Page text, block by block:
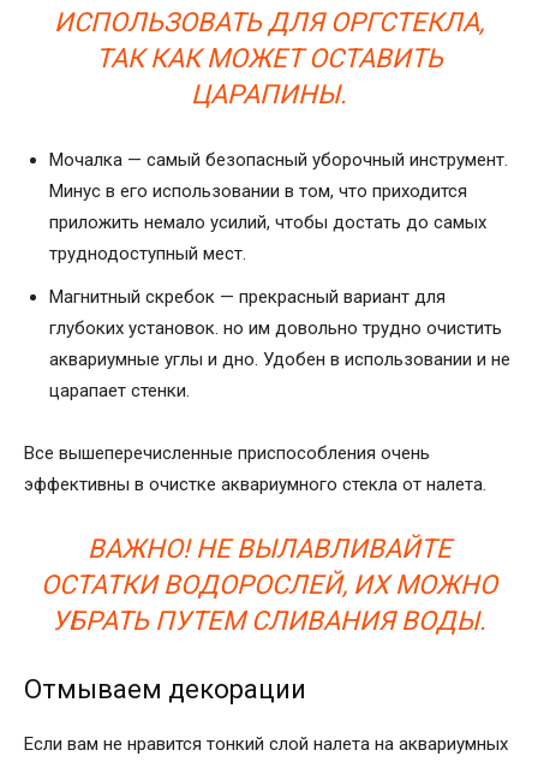
ИСПОЛЬЗОВАТЬ ДЛЯ ОРГСТЕКЛА,
ТАК КАК МОЖЕТ ОСТАВИТЬ
ЦАРАПИНЫ.
Мочалка — самый безопасный уборочный инструмент.
Минус в его использовании в том, что приходится
приложить немало усилий, чтобы достать до самых
труднодоступный мест.
Магнитный скребок — прекрасный вариант для
глубоких установок. но им довольно трудно очистить
аквариумные углы и дно. Удобен в использовании и не
царапает стенки.
Все вышеперечисленные приспособления очень
эффективны в очистке аквариумного стекла от налета.
ВАЖНО! НЕ ВЫЛАВЛИВАЙТЕ
ОСТАТКИ ВОДОРОСЛЕЙ, ИХ МОЖНО
УБРАТЬ ПУТЕМ СЛИВАНИЯ ВОДЫ.
Отмываем декорации
Если вам не нравится тонкий слой налета на аквариумных